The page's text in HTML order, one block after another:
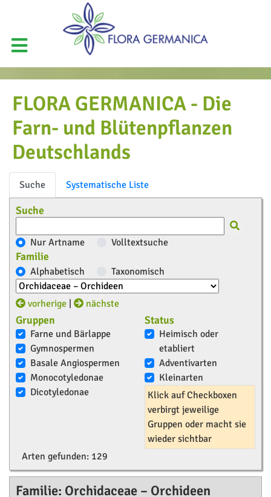
FLORA GERMANICA - Die
Farn- und Blütenpflanzen
Deutschlands
Suche Systematische Liste
Suche
Nur Artname Volltextsuche
Familie
Alphabetisch Taxonomisch
vorherige nächste
Gruppen
Farne und Bärlappe
Gymnospermen
Basale Angiospermen
Monocotyledonae
Dicotyledonae
Status
Heimisch oder
etabliert
Adventivarten
Kleinarten
Klick auf Checkboxen
verbirgt jeweilige
Gruppen oder macht sie
wieder sichtbar
Arten gefunden: 129
Familie: Orchidaceae – Orchideen